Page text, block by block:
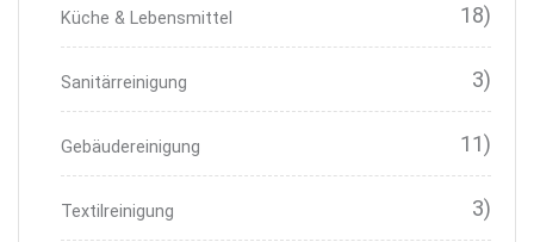
Küche & Lebensmittel 18)
Sanitärreinigung 3)
Gebäudereinigung 11)
Textilreinigung 3)